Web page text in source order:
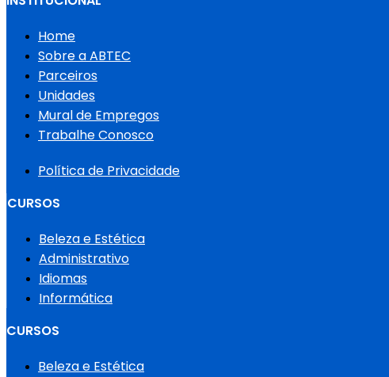
Home
Sobre a ABTEC
Parceiros
Unidades
Mural de Empregos
Trabalhe Conosco
Política de Privacidade
CURSOS
Beleza e Estética
Administrativo
Idiomas
Informática
CURSOS
Beleza e Estética